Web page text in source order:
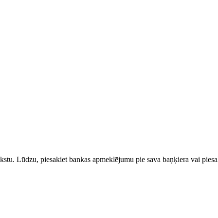
Lūdzu, piesakiet bankas apmeklējumu pie sava baņķiera vai